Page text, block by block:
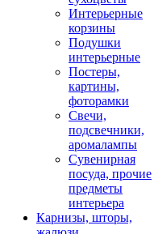
Интерьерные
корзины
Подушки
интерьерные
Постеры,
картины,
фоторамки
Свечи,
подсвечники,
аромалампы
Сувенирная
посуда, прочие
предметы
интерьера
Карнизы, шторы,